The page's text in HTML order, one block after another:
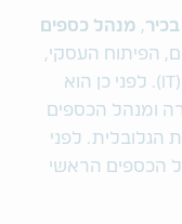
, מנהל כספים
הפיתוח העסקי,
קשרי המשקיעים וטכנולוגיית המידע (IT). לפני כן הוא
ומנהל הכספים
הגלובלית. לפני
הכספים הראשי